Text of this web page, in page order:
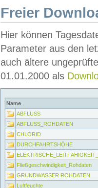
Freier
Hier können
Parameter aus den
auch ältere
01.01.2000 als
Name
ABFLUSS
ABFLUSS_ROHDATEN
CHLORID
DURCHFAHRTSHÖHE
Fließgeschwindigkeit_Rohdaten
GRUNDWASSER ROHDATEN
Luftfeuchte